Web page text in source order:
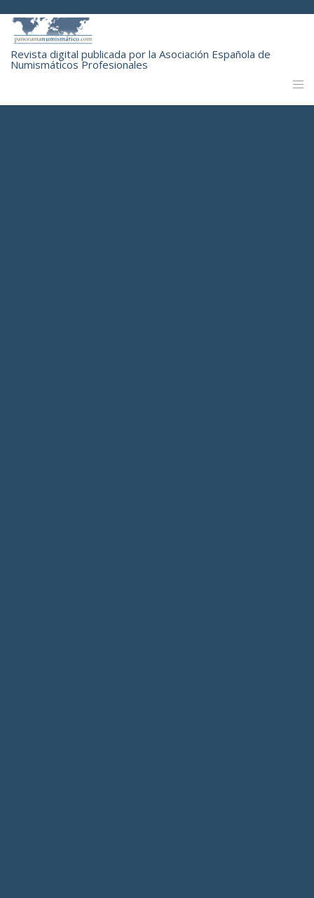
Revista digital publicada por la Asociación Española de
Numismáticos Profesionales